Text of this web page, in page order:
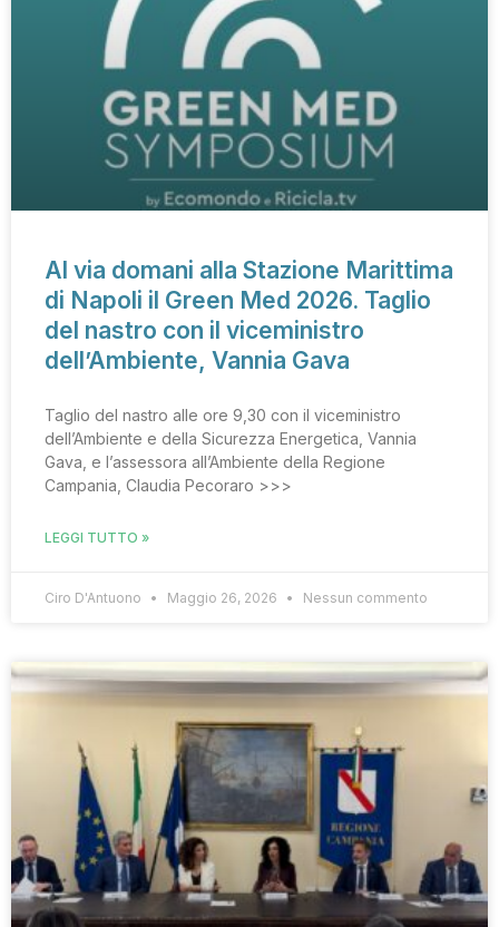
Al via domani alla Stazione Marittima
di Napoli il Green Med 2026. Taglio
del nastro con il viceministro
dell’Ambiente, Vannia Gava
Taglio del nastro alle ore 9,30 con il viceministro
dell’Ambiente e della Sicurezza Energetica, Vannia
Gava, e l’assessora all’Ambiente della Regione
Campania, Claudia Pecoraro >>>
LEGGI TUTTO »
Ciro D'Antuono Maggio 26, 2026 Nessun commento